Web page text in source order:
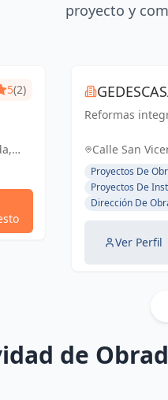
proyecto y
5(2)
Reformas
cerrado.
Calle San
España, España
Proyectos De
Proyectos De
Dirección De
Ver Perfil
de